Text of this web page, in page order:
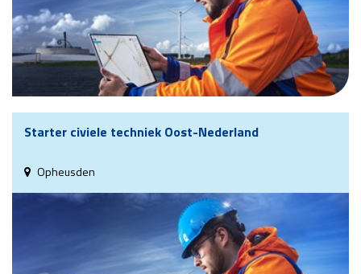
Starter civiele techniek Oost-Nederland
Opheusden